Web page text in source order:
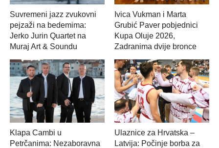
Suvremeni jazz zvukovni
pejzaži na bedemima:
Jerko Jurin Quartet na
Muraj Art & Soundu
Ivica Vukman i Marta
Grubić Paver pobjednici
Kupa Oluje 2026,
Zadranima dvije bronce
Klapa Cambi u
Petrčanima: Nezaboravna
Ulaznice za Hrvatska –
Latvija: Počinje borba za